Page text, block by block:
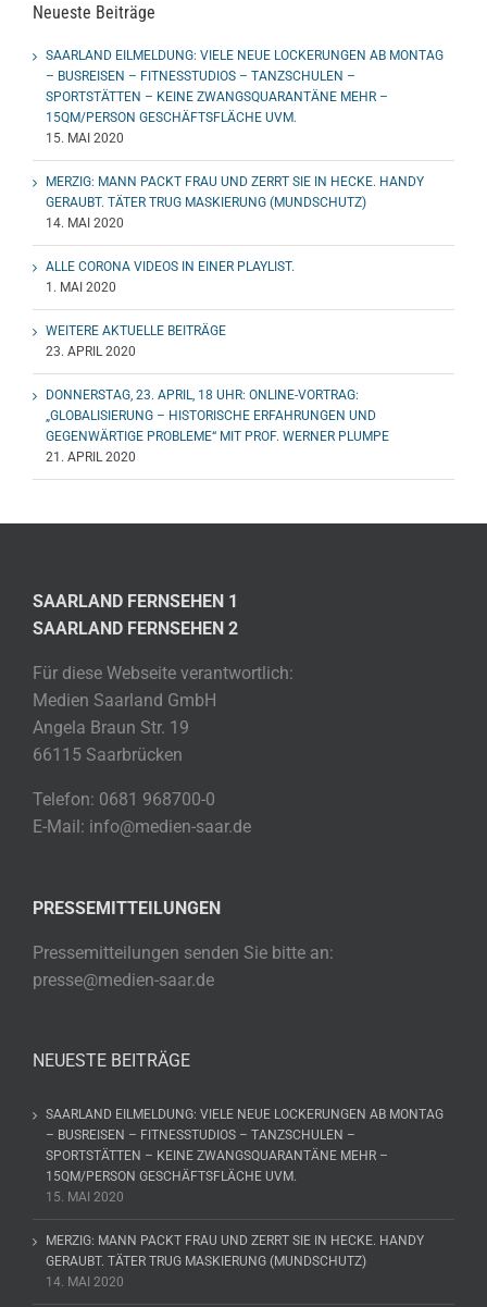
Neueste Beiträge
SAARLAND EILMELDUNG: VIELE NEUE LOCKERUNGEN AB MONTAG
– BUSREISEN – FITNESSTUDIOS – TANZSCHULEN –
SPORTSTÄTTEN – KEINE ZWANGSQUARANTÄNE MEHR –
15QM/PERSON GESCHÄFTSFLÄCHE UVM.
15. MAI 2020
MERZIG: MANN PACKT FRAU UND ZERRT SIE IN HECKE. HANDY
GERAUBT. TÄTER TRUG MASKIERUNG (MUNDSCHUTZ)
14. MAI 2020
ALLE CORONA VIDEOS IN EINER PLAYLIST.
1. MAI 2020
WEITERE AKTUELLE BEITRÄGE
23. APRIL 2020
DONNERSTAG, 23. APRIL, 18 UHR: ONLINE-VORTRAG:
„GLOBALISIERUNG – HISTORISCHE ERFAHRUNGEN UND
GEGENWÄRTIGE PROBLEME“ MIT PROF. WERNER PLUMPE
21. APRIL 2020
SAARLAND FERNSEHEN 1
SAARLAND FERNSEHEN 2
Für diese Webseite verantwortlich:
Medien Saarland GmbH
Angela Braun Str. 19
66115 Saarbrücken
Telefon: 0681 968700-0
E-Mail: info@medien-saar.de
PRESSEMITTEILUNGEN
Pressemitteilungen senden Sie bitte an:
presse@medien-saar.de
NEUESTE BEITRÄGE
SAARLAND EILMELDUNG: VIELE NEUE LOCKERUNGEN AB MONTAG
– BUSREISEN – FITNESSTUDIOS – TANZSCHULEN –
SPORTSTÄTTEN – KEINE ZWANGSQUARANTÄNE MEHR –
15QM/PERSON GESCHÄFTSFLÄCHE UVM.
15. MAI 2020
MERZIG: MANN PACKT FRAU UND ZERRT SIE IN HECKE. HANDY
GERAUBT. TÄTER TRUG MASKIERUNG (MUNDSCHUTZ)
14. MAI 2020